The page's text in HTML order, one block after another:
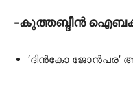
-കുത്തബ്ദീൻ
‘ദിൻകോ ജോൻപര’